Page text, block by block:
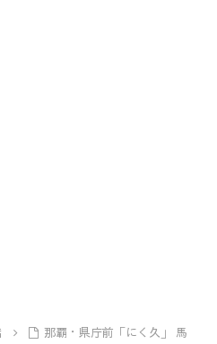
那覇・県庁前「にく久」 馬